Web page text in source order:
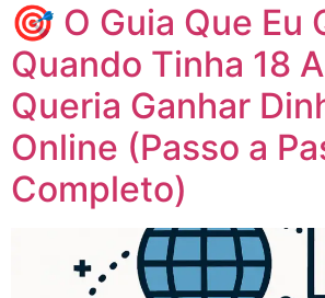
🎯 O Guia Que Eu
Quando Tinha 18
Queria Ganhar
Online (Passo a
Completo)